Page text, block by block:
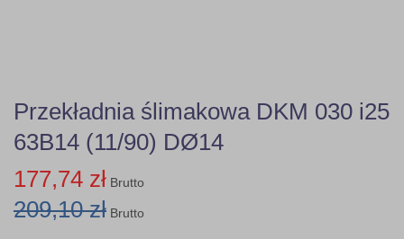
Przekładnia ślimakowa DKM 030 i25
63B14 (11/90) DØ14
177,74 zł Brutto
209,10 zł Brutto